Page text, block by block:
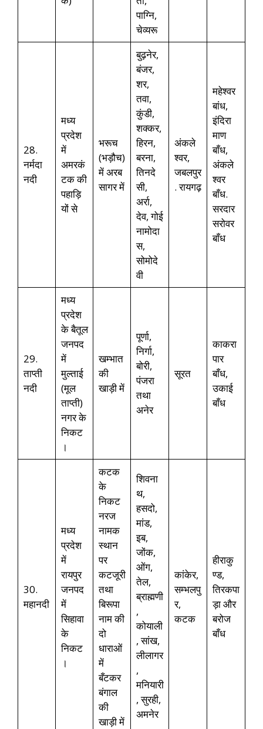
पाग्नि,
चेव्यरू
28.
नर्मदा
नदी
मध्य
प्रदेश
में
अमरकं
टक की
पहाड़ि
यों से
भरूच
(भड़ौच)
में अरब
सागर में
बुढ़नेर,
बंजर,
शर,
तवा,
कुंडी,
शक्कर,
हिरन,
बरना,
तिनदे
सी,
अर्रा,
देव, गोई
नामोदा
स,
सोमोदे
वी
अंकले
श्वर,
जबलपुर
. रायगढ़
महेश्वर
बांध,
इंदिरा
माण
बाँध,
अंकले
श्वर
बाँध.
सरदार
सरोवर
बाँध
29.
ताप्ती
नदी
मध्य
प्रदेश
के बैतूल
जनपद
में
मुल्ताई
(मूल
ताप्ती)
नगर के
निकट
।
खम्भात
की
खाड़ी में
पूर्णा,
निर्गा,
बोरी,
पंजरा
तथा
अनेर
सूरत
काकरा
पार
बाँध,
उकाई
बाँध
30.
महानदी
मध्य
प्रदेश
में
रायपुर
जनपद
में
सिहावा
के
निकट
।
कटक
के
निकट
नरज
नामक
स्थान
पर
कटजूरी
तथा
बिरूपा
नाम की
दो
धाराओं
में
बँटकर
बंगाल
की
खाड़ी में
शिवना
थ,
हसदो,
मांड,
इब,
जोंक,
ओंग,
तेल,
ब्राह्मणी
,
कोयाली
, सांख,
लीलागर
,
मनियारी
, सुरही,
अमनेर
कांकेर,
सम्भलपु
र,
कटक
हीराकु
ण्ड,
तिरकपा
ड़ा और
बरोज
बाँध